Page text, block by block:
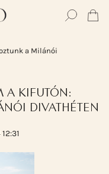
a Milánói
A KIFUTÓN:
DIVATHÉTEN